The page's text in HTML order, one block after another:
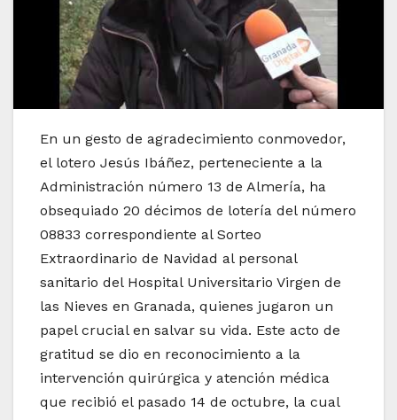
En un gesto de agradecimiento conmovedor,
el lotero Jesús Ibáñez, perteneciente a la
Administración número 13 de Almería, ha
obsequiado 20 décimos de lotería del número
08833 correspondiente al Sorteo
Extraordinario de Navidad al personal
sanitario del Hospital Universitario Virgen de
las Nieves en Granada, quienes jugaron un
papel crucial en salvar su vida. Este acto de
gratitud se dio en reconocimiento a la
intervención quirúrgica y atención médica
que recibió el pasado 14 de octubre, la cual